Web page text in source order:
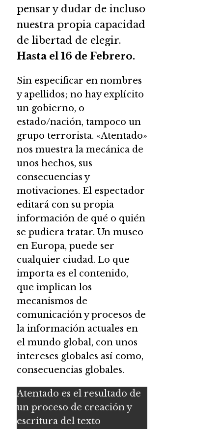
pensar y dudar de incluso
nuestra propia capacidad
de libertad de elegir.
Hasta el 16 de Febrero.
Sin especificar en nombres
y apellidos; no hay explícito
un gobierno, o
estado/nación, tampoco un
grupo terrorista. «Atentado»
nos muestra la mecánica de
unos hechos, sus
consecuencias y
motivaciones. El espectador
editará con su propia
información de qué o quién
se pudiera tratar. Un museo
en Europa, puede ser
cualquier ciudad. Lo que
importa es el contenido,
que implican los
mecanismos de
comunicación y procesos de
la información actuales en
el mundo global, con unos
intereses globales así como,
consecuencias globales.
Atentado es el resultado de
un proceso de creación y
escritura del texto